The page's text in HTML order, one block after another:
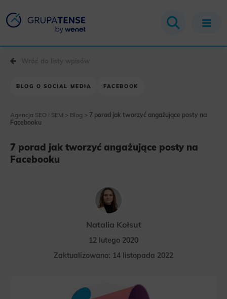
BLOG O SOCIAL MEDIA FACEBOOK
Agencja SEO i SEM > Blog > 7 porad jak tworzyć angażujące posty na
Facebooku
7 porad jak tworzyć angażujące posty na
Facebooku
Natalia Kołsut
12 lutego 2020
Zaktualizowano: 14 listopada 2022